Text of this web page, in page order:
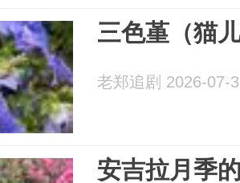
三色堇（猫
老郑追剧 2026-07-
安吉拉月季